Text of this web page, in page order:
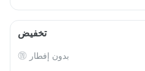
تخفيض
بدون إفطار